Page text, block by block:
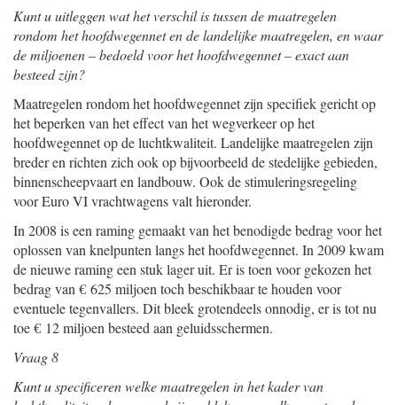
Kunt u uitleggen wat het verschil is tussen de maatregelen
rondom het hoofdwegennet en de landelijke maatregelen, en waar
de miljoenen – bedoeld voor het hoofdwegennet – exact aan
besteed zijn?
Maatregelen rondom het hoofdwegennet zijn specifiek gericht op
het beperken van het effect van het wegverkeer op het
hoofdwegennet op de luchtkwaliteit. Landelijke maatregelen zijn
breder en richten zich ook op bijvoorbeeld de stedelijke gebieden,
binnenscheepvaart en landbouw. Ook de stimuleringsregeling
voor Euro VI vrachtwagens valt hieronder.
In 2008 is een raming gemaakt van het benodigde bedrag voor het
oplossen van knelpunten langs het hoofdwegennet. In 2009 kwam
de nieuwe raming een stuk lager uit. Er is toen voor gekozen het
bedrag van € 625 miljoen toch beschikbaar te houden voor
eventuele tegenvallers. Dit bleek grotendeels onnodig, er is tot nu
toe € 12 miljoen besteed aan geluidsschermen.
Vraag 8
Kunt u specificeren welke maatregelen in het kader van